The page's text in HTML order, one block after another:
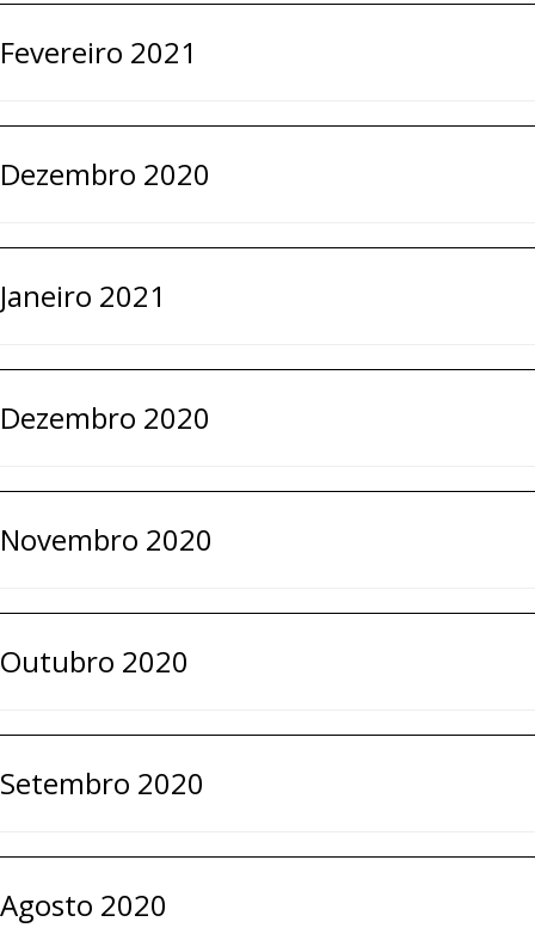
Fevereiro 2021
Dezembro 2020
Janeiro 2021
Dezembro 2020
Novembro 2020
Outubro 2020
Setembro 2020
Agosto 2020